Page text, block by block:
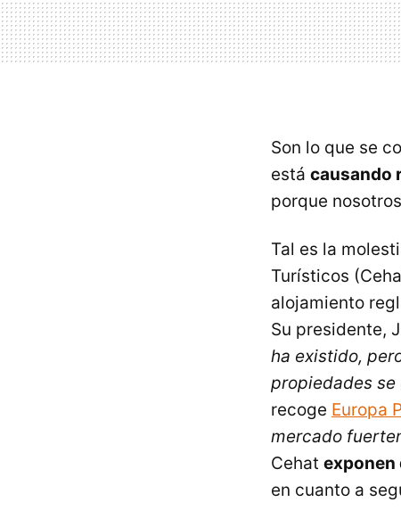
Son lo que se
está causando
porque
Tal es la
Turísticos
alojamiento
Su presidente,
ha existido,
propiedades
recoge Europa
mercado
Cehat exponen
en cuanto a